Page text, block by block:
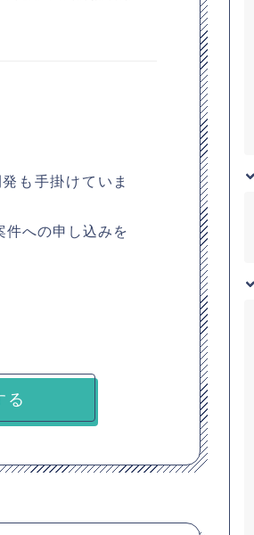
も手掛けていま
への申し込みを
る